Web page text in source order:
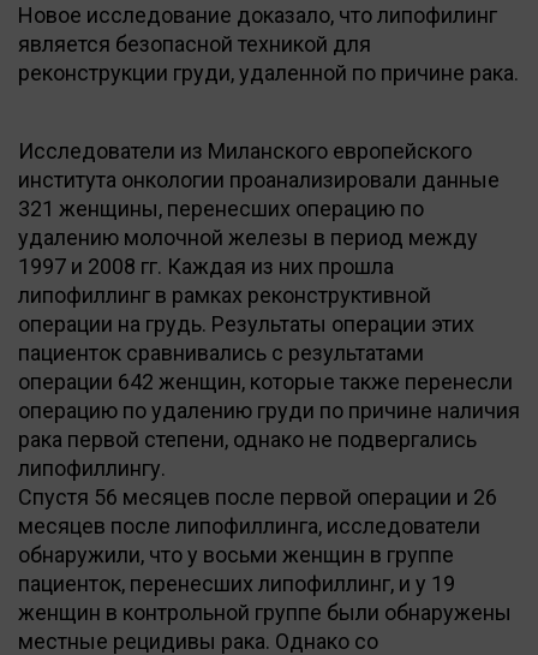
Новое исследование доказало, что липофилинг
является безопасной техникой для
реконструкции груди, удаленной по причине рака.
Исследователи из Миланского европейского
института онкологии проанализировали данные
321 женщины, перенесших операцию по
удалению молочной железы в период между
1997 и 2008 гг. Каждая из них прошла
липофиллинг в рамках реконструктивной
операции на грудь. Результаты операции этих
пациенток сравнивались с результатами
операции 642 женщин, которые также перенесли
операцию по удалению груди по причине наличия
рака первой степени, однако не подвергались
липофиллингу.
Спустя 56 месяцев после первой операции и 26
месяцев после липофиллинга, исследователи
обнаружили, что у восьми женщин в группе
пациенток, перенесших липофиллинг, и у 19
женщин в контрольной группе были обнаружены
местные рецидивы рака. Однако со